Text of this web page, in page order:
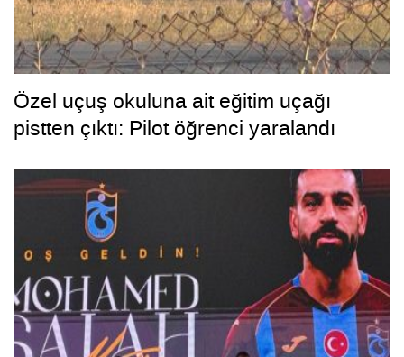
Özel uçuş okuluna ait eğitim uçağı
pistten çıktı: Pilot öğrenci yaralandı